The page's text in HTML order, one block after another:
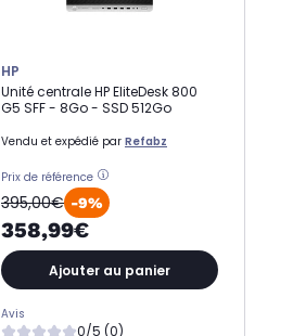
HP
Unité centrale HP EliteDesk 800
G5 SFF - 8Go - SSD 512Go
Vendu et expédié par Refabz
Prix de référence
395,00€ -9%
358,99€
Ajouter au panier
Avis
0/5 (0)